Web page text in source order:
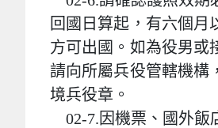
回國日算起，有六個月
方可出國。如為役男或
請向所屬兵役管轄機構
境兵役章。
02-7.因機票、國外飯